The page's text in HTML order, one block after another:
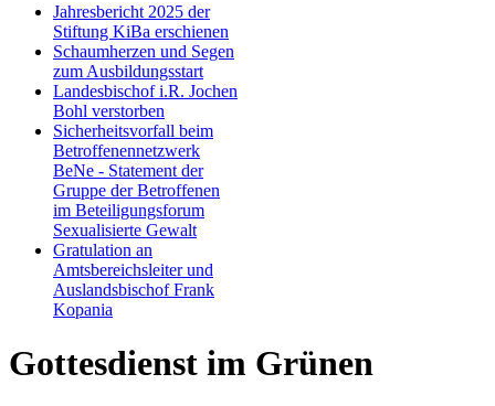
Jahresbericht 2025 der
Stiftung KiBa erschienen
Schaumherzen und Segen
zum Ausbildungsstart
Landesbischof i.R. Jochen
Bohl verstorben
Sicherheitsvorfall beim
Betroffenennetzwerk
BeNe - Statement der
Gruppe der Betroffenen
im Beteiligungsforum
Sexualisierte Gewalt
Gratulation an
Amtsbereichsleiter und
Auslandsbischof Frank
Kopania
Gottesdienst im Grünen